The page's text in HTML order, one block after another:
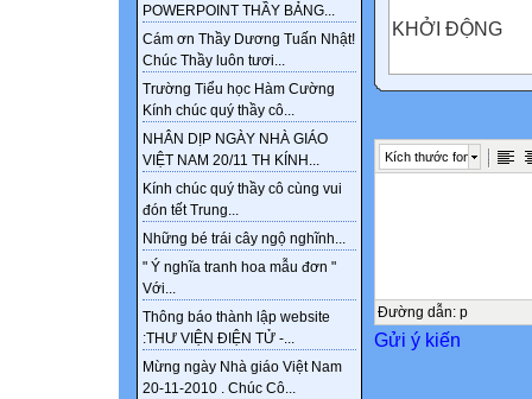
POWERPOINT THẦY BẢNG...
Cám ơn Thầy Dương Tuấn Nhật!
Chúc Thầy luôn tươi...
Trường Tiểu học Hàm Cường
Kính chúc quý thầy cô...
NHÂN DỊP NGÀY NHÀ GIÁO
VIỆT NAM 20/11 TH KÍNH...
Kính chúc quý thầy cô cùng vui
đón tết Trung...
Những bé trái cây ngộ nghĩnh...
" Ý nghĩa tranh hoa mẫu đơn "
Với...
Thông báo thành lập website
:THƯ VIỆN ĐIỆN TỬ -...
Mừng ngày Nhà giáo Việt Nam
20-11-2010 . Chúc Cô...
KHỞI ĐỘNG
Quan sát hình
Chiếc cầu Hiền
thắng lợi tiêu
lớp chúng ta
Kích thước font
Đường dẫn: p
Gửi ý kiến